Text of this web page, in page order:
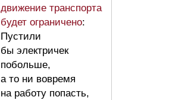
движение транспорта
будет ограничено:
Пустили
бы электричек
побольше,
а то ни вовремя
на работу попасть,